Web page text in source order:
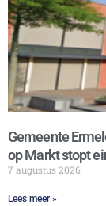
Gemeente
op Markt stopt
7 augustus 2026
Lees meer »